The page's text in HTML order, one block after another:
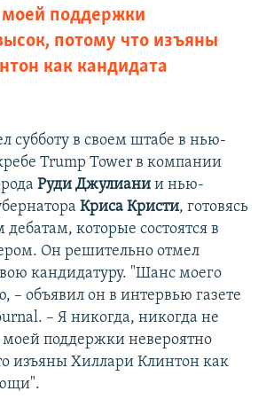
поддержки
потому что изъяны
как кандидата
субботу в своем штабе в нью-
Trump Tower в компании
Руди Джулиани и нью-
Криса Кристи, готовясь
которые состоятся в
Он решительно отмел
кандидатуру. "Шанс моего
– объявил он в интервью газете
– Я никогда, никогда не
поддержки невероятно
изъяны Хиллари Клинтон как